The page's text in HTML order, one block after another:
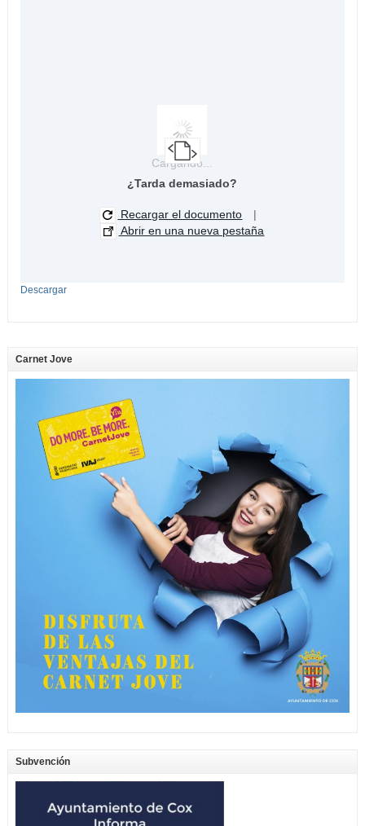
Cargando...
¿Tarda demasiado?
Recargar el documento
|
Abrir en una nueva pestaña
Descargar
Carnet Jove
Subvención